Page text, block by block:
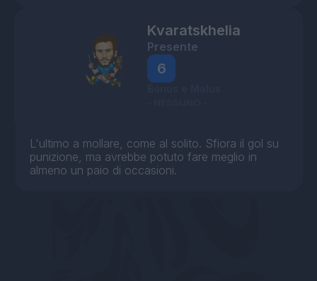
Kvaratskhelia
Presente
6
L'ultimo a mollare, come al solito. Sfiora il gol su
punizione, ma avrebbe potuto fare meglio in
almeno un paio di occasioni.